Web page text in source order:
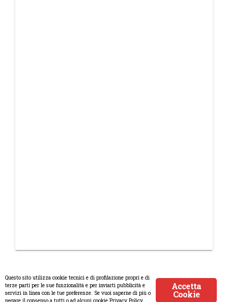
© Copyright 2008-2017 Scenaripolitici.com - Tutti i diritti riservati.
Accetta
Cookie
Questo sito utilizza cookie tecnici e di profilazione propri e di
terze parti per le sue funzionalità e per inviarti pubblicità e
servizi in linea con le tue preferenze. Se vuoi saperne di più o
negare il consenso a tutti o ad alcuni cookie Privacy Policy.